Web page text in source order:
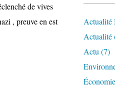
de vives
, preuve en est
Actualité
Actualité
Actu (7)
Économie